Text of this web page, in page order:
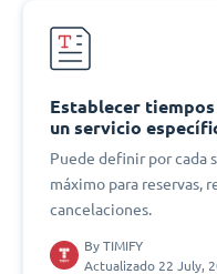
Establecer
un servicio
Puede definir por cada
máximo para reservas,
cancelaciones.
By TIMIFY
Actualizado 22 July,